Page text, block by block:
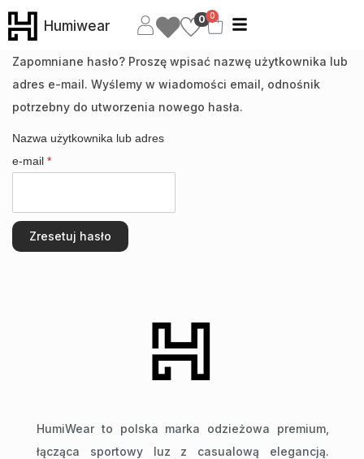
Humiwear 0 0
Zapomniane hasło? Proszę wpisać nazwę użytkownika lub
adres e-mail. Wyślemy w wiadomości email, odnośnik
potrzebny do utworzenia nowego hasła.
Nazwa użytkownika lub adres
e-mail *
Zresetuj hasło
HumiWear to polska marka odzieżowa premium,
łącząca sportowy luz z casualową elegancją.